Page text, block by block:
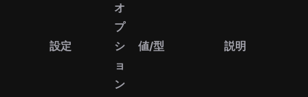
設定
オ
プ
シ
ョ
ン
値/型 説明